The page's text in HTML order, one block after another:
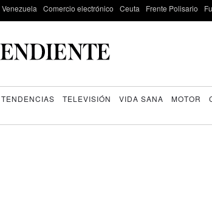
Venezuela Comercio electrónico Ceuta Frente Polisario
TENDENCIAS TELEVISIÓN VIDA SANA MOTOR